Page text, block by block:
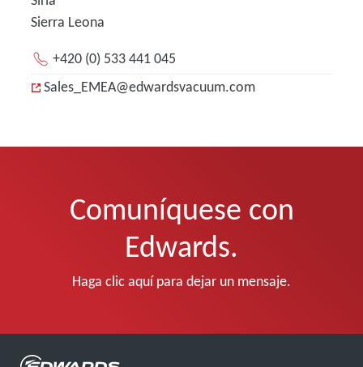
Sierra Leona
+420 (0) 533 441 045
Sales_EMEA@edwardsvacuum.com
Comuníquese con
Edwards.
Haga clic aquí para dejar un mensaje.